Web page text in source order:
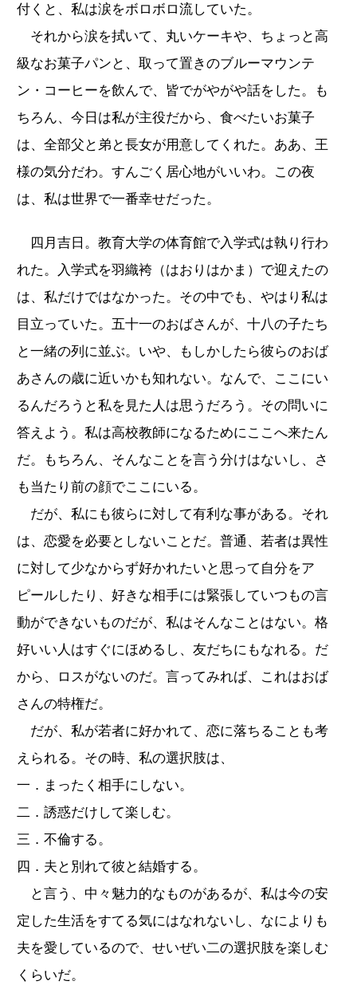
付くと、私は涙をボロボロ流していた。
それから涙を拭いて、丸いケーキや、ちょっと高
級なお菓子パンと、取って置きのブルーマウンテ
ン・コーヒーを飲んで、皆でがやがや話をした。も
ちろん、今日は私が主役だから、食べたいお菓子
は、全部父と弟と長女が用意してくれた。ああ、王
様の気分だわ。すんごく居心地がいいわ。この夜
は、私は世界で一番幸せだった。
四月吉日。教育大学の体育館で入学式は執り行わ
れた。入学式を羽織袴（はおりはかま）で迎えたの
は、私だけではなかった。その中でも、やはり私は
目立っていた。五十一のおばさんが、十八の子たち
と一緒の列に並ぶ。いや、もしかしたら彼らのおば
あさんの歳に近いかも知れない。なんで、ここにい
るんだろうと私を見た人は思うだろう。その問いに
答えよう。私は高校教師になるためにここへ来たん
だ。もちろん、そんなことを言う分けはないし、さ
も当たり前の顔でここにいる。
だが、私にも彼らに対して有利な事がある。それ
は、恋愛を必要としないことだ。普通、若者は異性
に対して少なからず好かれたいと思って自分をア
ピールしたり、好きな相手には緊張していつもの言
動ができないものだが、私はそんなことはない。格
好いい人はすぐにほめるし、友だちにもなれる。だ
から、ロスがないのだ。言ってみれば、これはおば
さんの特権だ。
だが、私が若者に好かれて、恋に落ちることも考
えられる。その時、私の選択肢は、
一．まったく相手にしない。
二．誘惑だけして楽しむ。
三．不倫する。
四．夫と別れて彼と結婚する。
と言う、中々魅力的なものがあるが、私は今の安
定した生活をすてる気にはなれないし、なによりも
夫を愛しているので、せいぜい二の選択肢を楽しむ
くらいだ。